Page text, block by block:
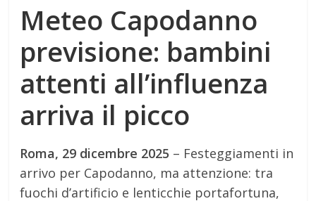
Meteo Capodanno
previsione: bambini
attenti all’influenza
arriva il picco
Roma, 29 dicembre 2025 – Festeggiamenti in
arrivo per Capodanno, ma attenzione: tra
fuochi d’artificio e lenticchie portafortuna,